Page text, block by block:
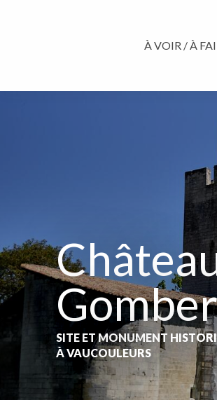
À VOIR / À
SITE ET MONUMENT
À VAUCOULEURS